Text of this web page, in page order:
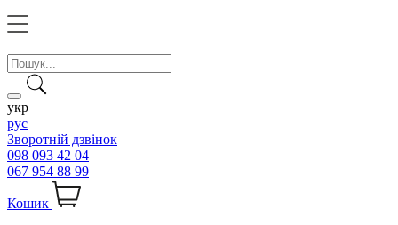
укр
рус
Зворотній дзвінок
098 093 42 04
067 954 88 99
Кошик